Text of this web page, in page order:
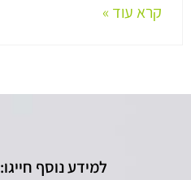
קרא עוד »
למידע נוסף חייגו: 074-7009702